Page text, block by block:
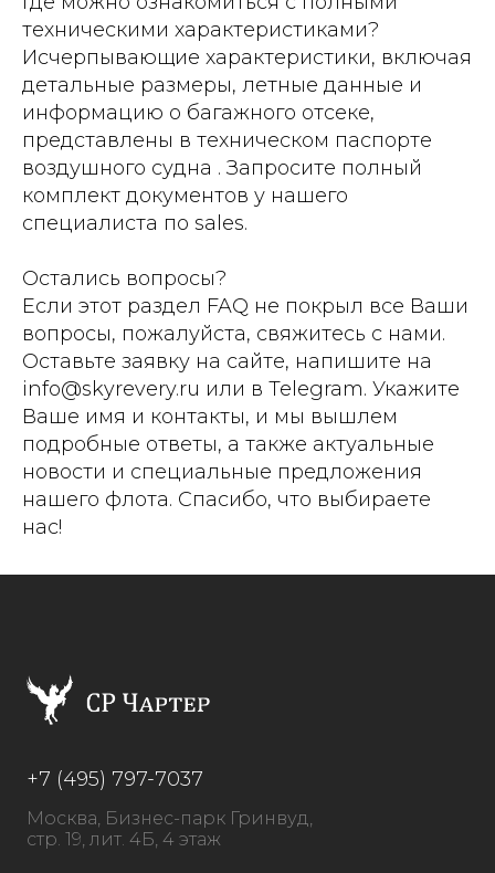
техническими характеристиками?
Исчерпывающие характеристики, включая
детальные размеры, летные данные и
информацию о багажного отсеке,
представлены в техническом паспорте
воздушного судна . Запросите полный
комплект документов у нашего
специалиста по sales.
Остались вопросы?
Если этот раздел FAQ не покрыл все Ваши
вопросы, пожалуйста, свяжитесь с нами.
Оставьте заявку на сайте, напишите на
info@skyrevery.ru или в Telegram. Укажите
Ваше имя и контакты, и мы вышлем
подробные ответы, а также актуальные
новости и специальные предложения
нашего флота. Спасибо, что выбираете
нас!
+7 (495) 797-7037
Москва, Бизнес-парк Гринвуд,
стр. 19, лит. 4Б, 4 этаж